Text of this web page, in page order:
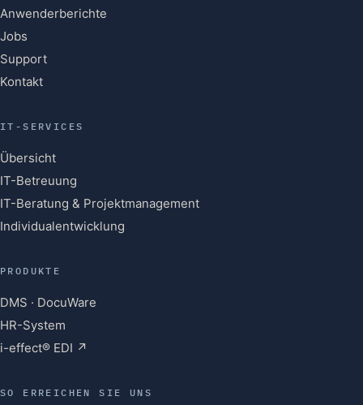
Anwenderberichte
Jobs
Support
Kontakt
IT-SERVICES
Übersicht
IT-Betreuung
IT-Beratung & Projektmanagement
Individualentwicklung
PRODUKTE
DMS · DocuWare
HR-System
i-effect® EDI ↗
SO ERREICHEN SIE UNS